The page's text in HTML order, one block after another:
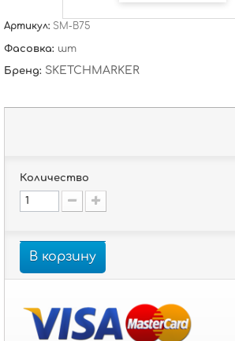
Артикул: SM-B75
Фасовка: шт
Бренд: SKETCHMARKER
Количество
В корзину